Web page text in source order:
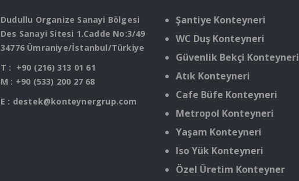
Dudullu Organize Sanayi Bölgesi
Des Sanayi Sitesi 1.Cadde No:3/49
34776 Ümraniye/İstanbul/Türkiye
T : +90 (216) 313 01 61
M : +90 (533) 200 27 68
E : destek@konteynergrup.com
Şantiye Konteyneri
WC Duş Konteyneri
Güvenlik Bekçi Konteyneri
Atık Konteyneri
Cafe Büfe Konteyneri
Metropol Konteyneri
Yaşam Konteyneri
Iso Yük Konteyneri
Özel Üretim Konteyner